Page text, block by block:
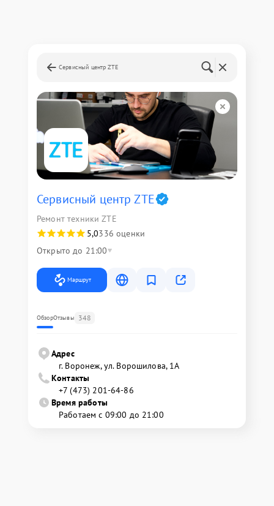
Сервисный центр ZTE
Сервисный центр ZTE
Ремонт техники ZTE
5,0336 оценки
Открыто до 21:00
Маршрут
ОбзорОтзывы 348
Адрес
г. Воронеж, ул. Ворошилова, 1А
Контакты
+7 (473) 201-64-86
Время работы
Работаем с 09:00 до 21:00